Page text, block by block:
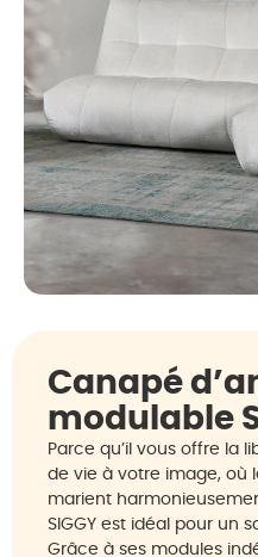
Canapé
modulable
Parce qu’il vous offre la
de vie à votre image, où
marient
SIGGY est idéal pour un
Grâce à ses modules